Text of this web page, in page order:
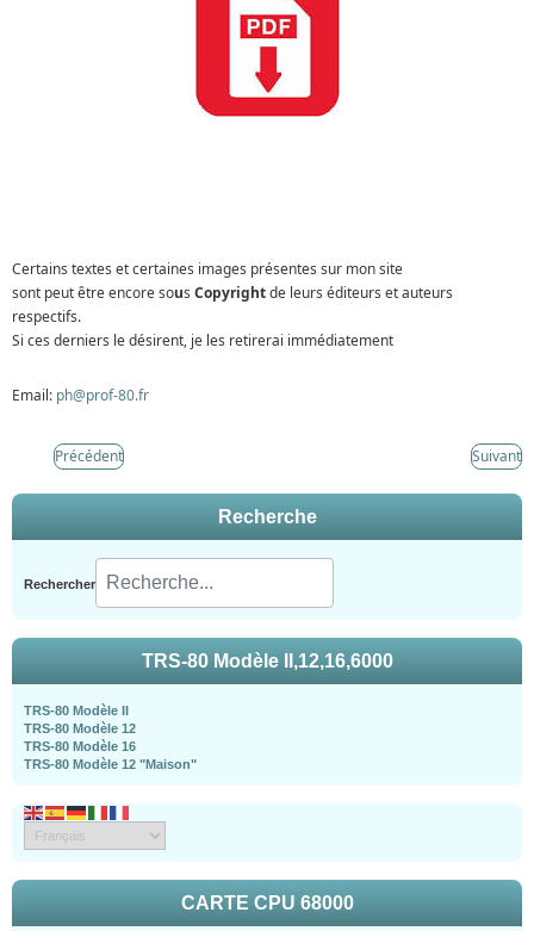
Certains textes et certaines images présentes sur mon site
sont peut être encore sous Copyrightde leurs éditeurs et auteurs
respectifs.
Si ces derniers le désirent, je les retirerai immédiatement
Email: ph@prof-80.fr
Précédent Suivant
Recherche
Rechercher
TRS-80 Modèle II,12,16,6000
TRS-80 Modèle II
TRS-80 Modèle 12
TRS-80 Modèle 16
TRS-80 Modèle 12 "Maison"
CARTE CPU 68000